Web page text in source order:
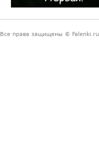
Все права защищены © Falenki.ru